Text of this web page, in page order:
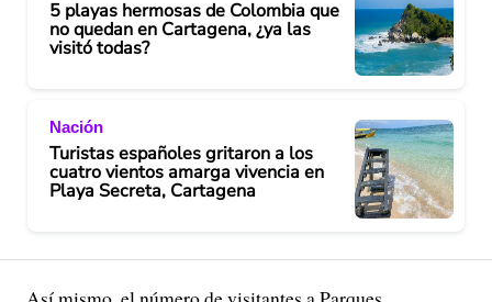
5 playas hermosas de Colombia que
no quedan en Cartagena, ¿ya las
visitó todas?
Nación
Turistas españoles gritaron a los
cuatro vientos amarga vivencia en
Playa Secreta, Cartagena